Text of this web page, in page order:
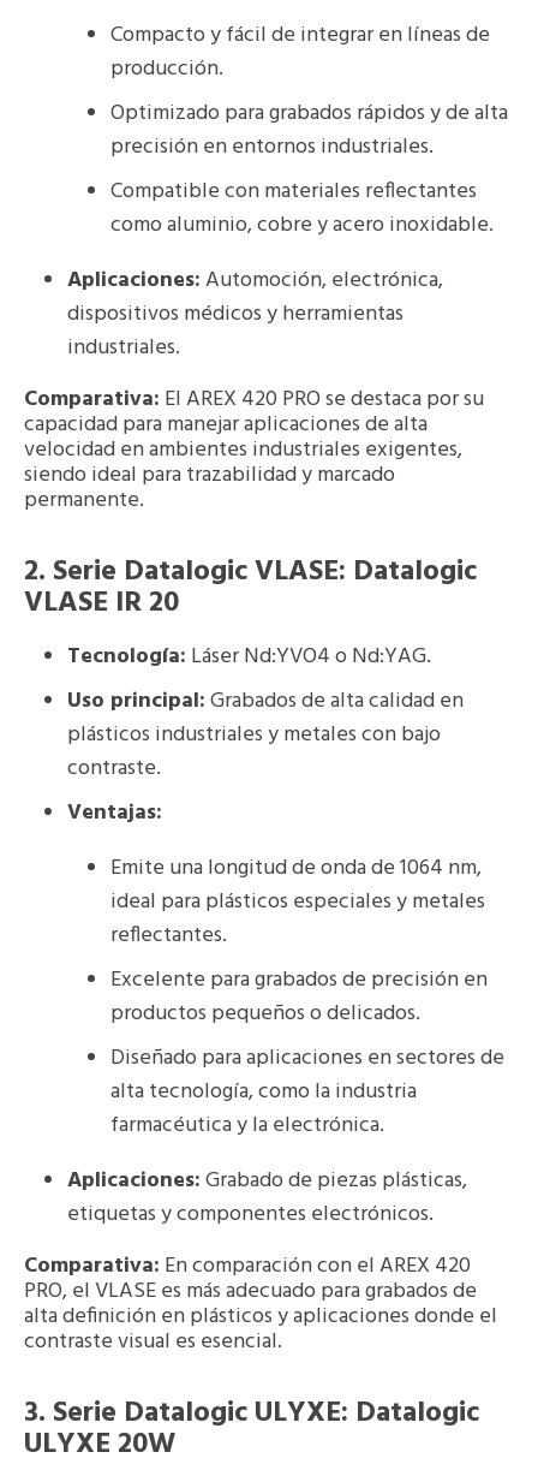
Compacto y fácil de integrar en líneas de
producción.
Optimizado para grabados rápidos y de alta
precisión en entornos industriales.
Compatible con materiales reflectantes
como aluminio, cobre y acero inoxidable.
Aplicaciones:Automoción, electrónica,
dispositivos médicos y herramientas
industriales.
Comparativa: El AREX 420 PRO se destaca por su
capacidad para manejar aplicaciones de alta
velocidad en ambientes industriales exigentes,
siendo ideal para trazabilidad y marcado
permanente.
2. Serie Datalogic VLASE: Datalogic
VLASE IR 20
Tecnología: Láser Nd:YVO4 o Nd:YAG.
Uso principal:Grabados de alta calidad en
plásticos industriales y metales con bajo
contraste.
Ventajas:
Emite una longitud de onda de 1064 nm,
ideal para plásticos especiales y metales
reflectantes.
Excelente para grabados de precisión en
productos pequeños o delicados.
Diseñado para aplicaciones en sectores de
alta tecnología, como la industria
farmacéutica y la electrónica.
Aplicaciones:Grabado de piezas plásticas,
etiquetas y componentes electrónicos.
Comparativa: En comparación con el AREX 420
PRO, el VLASE es más adecuado para grabados de
alta definición en plásticos y aplicaciones donde el
contraste visual es esencial.
3. Serie Datalogic ULYXE: Datalogic
ULYXE 20W